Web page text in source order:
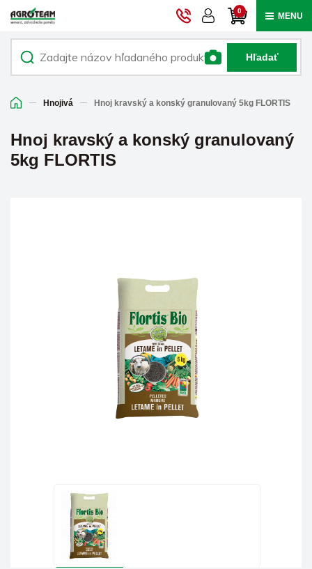
0 MENU
Hľadať
Hnojivá Hnoj kravský a konský granulovaný 5kg FLORTIS
Hnoj kravský a konský granulovaný
5kg FLORTIS